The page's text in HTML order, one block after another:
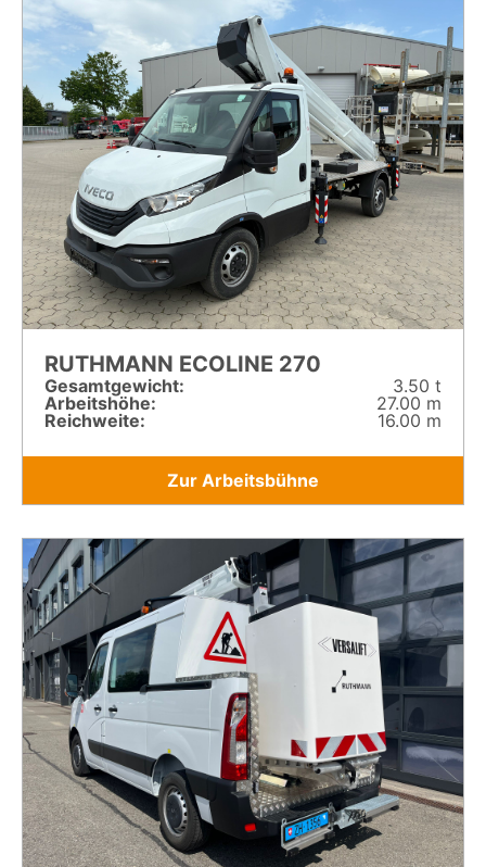
RUTHMANN ECOLINE 270
Gesamt­gewicht:
3.50 t
Arbeitshöhe:
27.00 m
Reichweite:
16.00 m
Zur Arbeitsbühne